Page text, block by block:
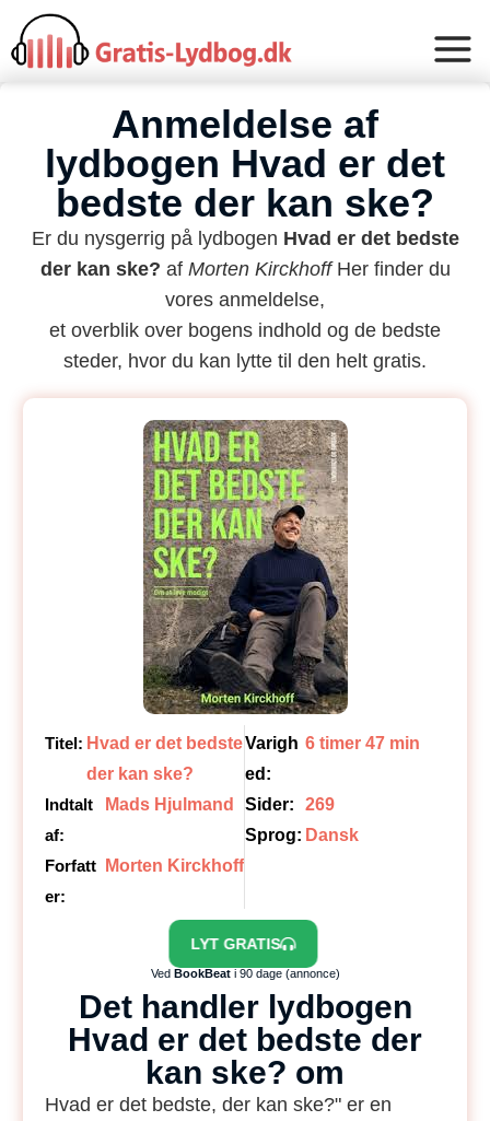
Anmeldelse af
lydbogen Hvad er det
bedste der kan ske?
Er du nysgerrig på lydbogen Hvad er det bedste
der kan ske? af Morten KirckhoffHer finder du
vores anmeldelse,
et overblik over bogens indhold og de bedste
steder, hvor du kan lytte til den helt gratis.
Titel: Hvad er det bedste
der kan ske?
Indtalt
af:
Mads Hjulmand
Forfatt
er:
Morten Kirckhoff
Varigh
ed:
6 timer 47 min
Sider:
269
Sprog: Dansk
LYT GRATIS
Ved BookBeati 90 dage (annonce)
Det handler lydbogen
Hvad er det bedste der
kan ske? om
Hvad er det bedste, der kan ske?" er en